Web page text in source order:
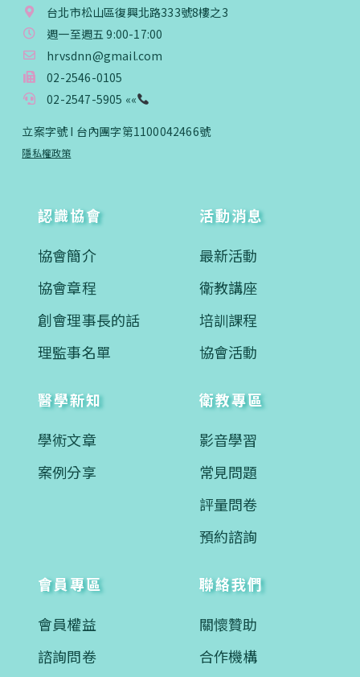
台北市松山區復興北路333號8樓之3
週一至週五 9:00-17:00
hrvsdnn@gmail.com
02-2546-0105
02-2547-5905 ««
立案字號 I 台內團字第1100042466號
隱私權政策
認識協會
協會簡介
協會章程
創會理事長的話
理監事名單
活動消息
最新活動
衛教講座
培訓課程
協會活動
醫學新知
學術文章
案例分享
衛教專區
影音學習
常見問題
評量問卷
預約諮詢
會員專區
會員權益
諮詢問卷
聯絡我們
關懷贊助
合作機構